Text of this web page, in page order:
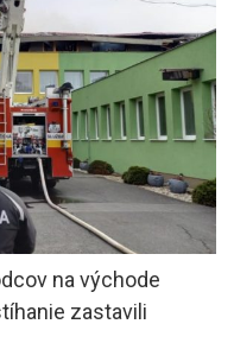
na východe
zastavili